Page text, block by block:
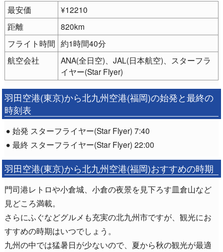
最安価
¥12210
距離
820km
フライト時間 約1時間40分
航空会社
ANA(全日空)、JAL(日本航空)、スターフラ
イヤー(Star Flyer)
羽田空港(東京)から北九州空港(福岡)の始発と最終の
時刻表
始発 スターフライヤー(Star Flyer) 7:40
最終 スターフライヤー(Star Flyer) 22:00
羽田空港(東京)から北九州空港(福岡)おすすめの時期
門司港レトロや小倉城、小倉の夜景を見下ろす皿倉山など
見どころ満載。
さらにふぐなどグルメも充実の北九州市ですが、観光にお
すすめの時期はいつでしょう。
九州の中では猛暑日が少ないので、夏から秋の観光が最適